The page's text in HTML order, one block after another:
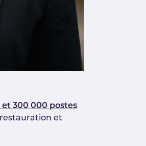
300 000 postes
et